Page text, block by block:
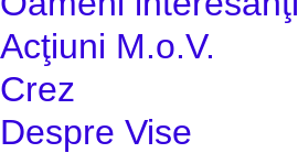
Acţiuni M.o.V.
Crez
Despre Vise